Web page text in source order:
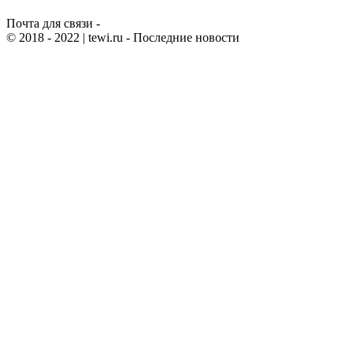
Почта для связи -
© 2018 - 2022 | tewi.ru - Последние новости